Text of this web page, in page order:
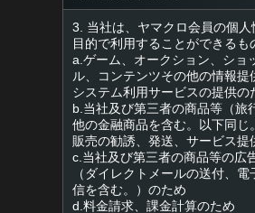
3. 当社は、ヤマクロ会員の個
目的で利用することができるも
a.ゲーム、オークション、ショ
ル、コンテンツその他の情報提
システム利用サービスの提供の
b.当社及び第三者の商品等（旅
他の金融商品を含む。以下同じ
販売の勧誘、発送、サービス提
c.当社及び第三者の商品等の広
（ダイレクトメールの送付、電
信を含む。）のため
d.料金請求、課金計算のため